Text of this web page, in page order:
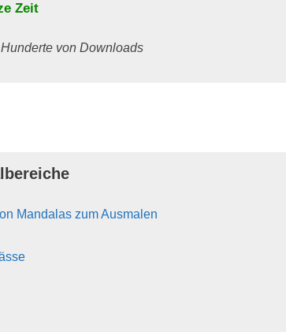
Zeit
Hunderte von Downloads
Mandalas zum Ausmalen